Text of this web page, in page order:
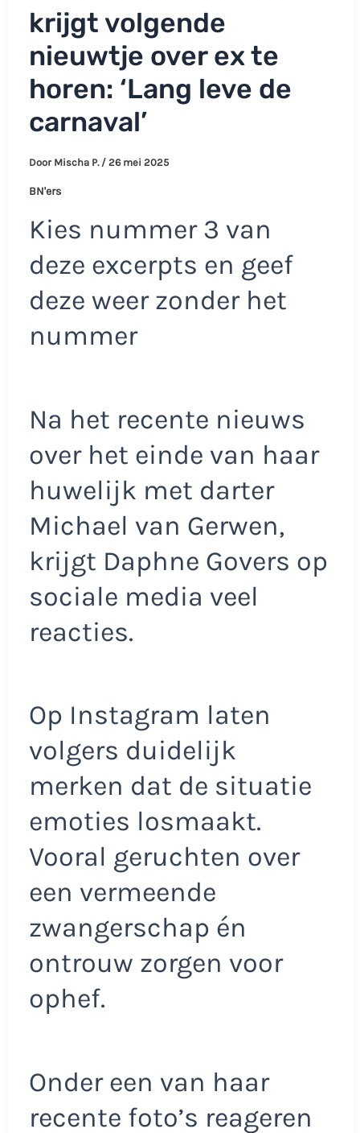
krijgt volgende
nieuwtje over ex te
horen: ‘Lang leve de
carnaval’
Door Mischa P. / 26 mei 2025
BN'ers
Kies nummer 3 van
deze excerpts en geef
deze weer zonder het
nummer
Na het recente nieuws
over het einde van haar
huwelijk met darter
Michael van Gerwen,
krijgt Daphne Govers op
sociale media veel
reacties.
Op Instagram laten
volgers duidelijk
merken dat de situatie
emoties losmaakt.
Vooral geruchten over
een vermeende
zwangerschap én
ontrouw zorgen voor
ophef.
Onder een van haar
recente foto’s reageren